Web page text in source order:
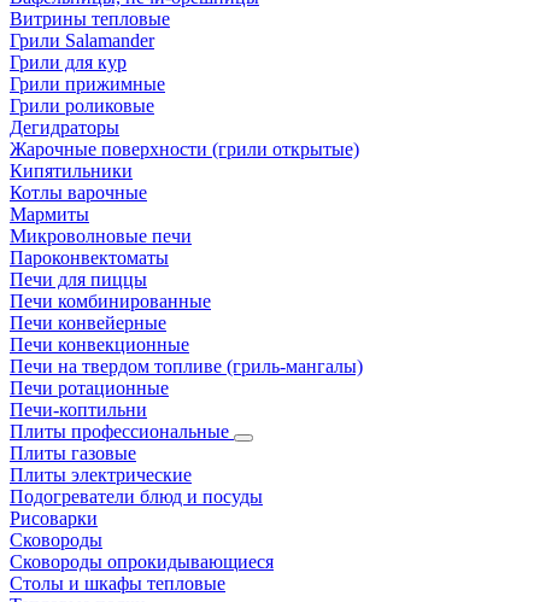
Витрины тепловые
Грили Salamander
Грили для кур
Грили прижимные
Грили роликовые
Дегидраторы
Жарочные поверхности (грили открытые)
Кипятильники
Котлы варочные
Мармиты
Микроволновые печи
Пароконвектоматы
Печи для пиццы
Печи комбинированные
Печи конвейерные
Печи конвекционные
Печи на твердом топливе (гриль-мангалы)
Печи ротационные
Печи-коптильни
Плиты профессиональные
Плиты газовые
Плиты электрические
Подогреватели блюд и посуды
Рисоварки
Сковороды
Сковороды опрокидывающиеся
Столы и шкафы тепловые